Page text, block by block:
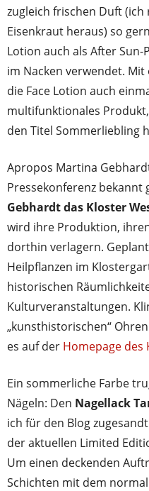
zugleich frischen Duft
Eisenkraut heraus) so
Lotion auch als After
im Nacken verwendet.
die Face Lotion auch
multifunktionales
den Titel Sommerliebling
Apropos Martina
Pressekonferenz bekannt
Gebhardt das Kloster
wird ihre Produktion,
dorthin verlagern.
Heilpflanzen im
historischen
Kulturveranstaltungen.
„kunsthistorischen“
es auf der Homepage des
Ein sommerliche Farbe
Nägeln: Den Nagellack
ich für den Blog
der aktuellen Limited
Um einen deckenden
Schichten mit dem